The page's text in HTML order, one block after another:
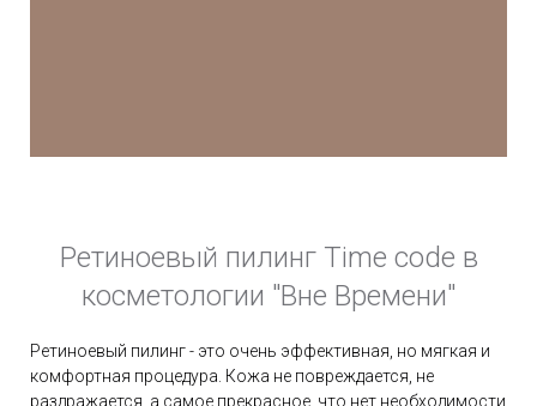
Ретиноевый пилинг Time code в
косметологии "Вне Времени"
Ретиноевый пилинг - это очень эффективная, но мягкая и
комфортная процедура. Кожа не повреждается, не
раздражается, а самое прекрасное, что нет необходимости